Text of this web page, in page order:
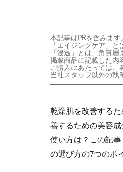
本記事はPRを含みます
「エイジングケア」
「浸透」とは、角質層
掲載商品に記載した内
ご購入にあたっては、
当社スタッフ以外の執
乾燥肌を改善する
善するための美容
使い方は？この記
の選び方の7つのポ